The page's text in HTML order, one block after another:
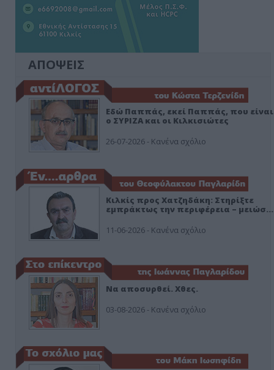
ΑΠΟΨΕΙΣ
Εδώ Παππάς, εκεί Παππάς, που είναι
ο ΣΥΡΙΖΑ και οι Κιλκισιώτες
26-07-2026 - Κανένα σχόλιο
Κιλκίς προς Χατζηδάκη: Στηρίξτε
εμπράκτως την περιφέρεια – μειώσ…
11-06-2026 - Κανένα σχόλιο
Να αποσυρθεί. Χθες.
03-08-2026 - Κανένα σχόλιο